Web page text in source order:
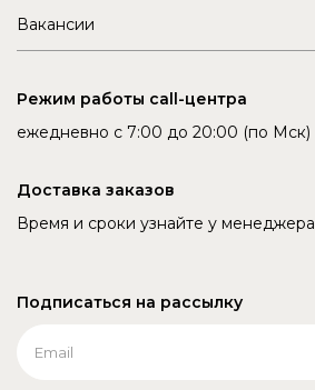
Вакансии
Режим работы call-центра
ежедневно с 7:00 до 20:00 (по Мск)
Доставка заказов
Время и сроки узнайте у менеджера
Подписаться на рассылку